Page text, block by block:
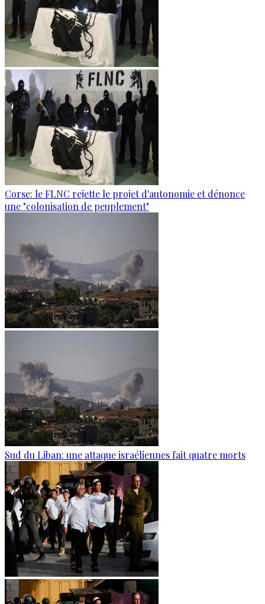
Corse: le FLNC rejette le projet d'autonomie et dénonce
une "colonisation de peuplement"
Sud du Liban: une attaque israéliennes fait quatre morts